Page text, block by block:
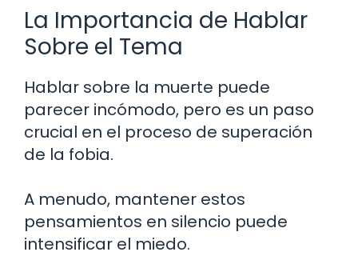
La Importancia de Hablar
Sobre el Tema
Hablar sobre la muerte puede
parecer incómodo, pero es un paso
crucial en el proceso de superación
de la fobia.
A menudo, mantener estos
pensamientos en silencio puede
intensificar el miedo.